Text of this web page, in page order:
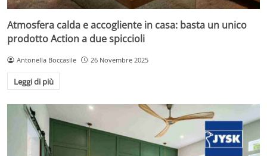
Atmosfera calda e accogliente in casa: basta un unico
prodotto Action a due spiccioli
Antonella Boccasile 26 Novembre 2025
Leggi di più